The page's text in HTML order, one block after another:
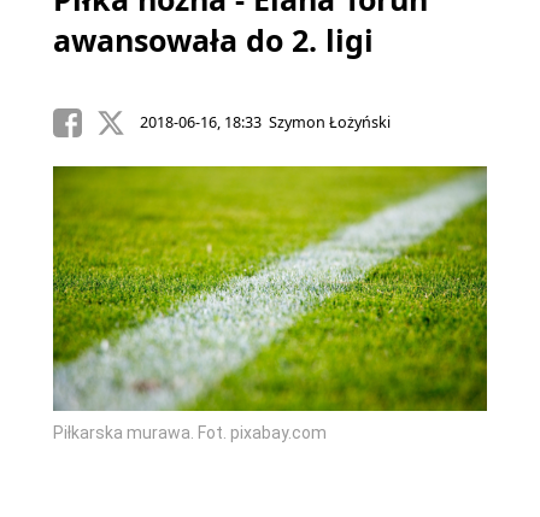
awansowała do 2. ligi
2018-06-16, 18:33 Szymon Łożyński
Piłkarska murawa. Fot. pixabay.com